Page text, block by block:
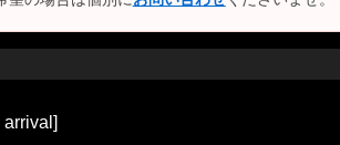
arrival]